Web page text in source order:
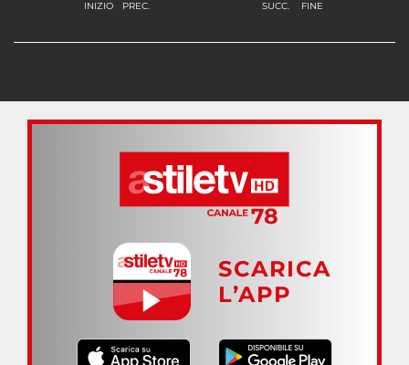
INIZIO PREC. SUCC. FINE
SCARICA
L’APP